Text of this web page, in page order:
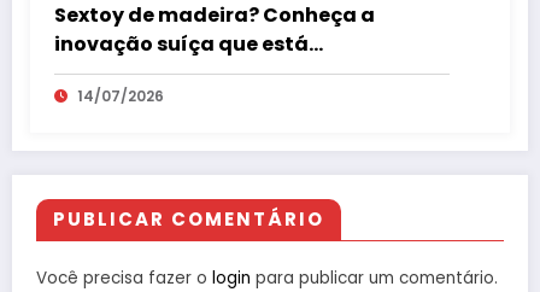
Sextoy de madeira? Conheça a
inovação suíça que está
surpreendendo o mercado erótico
14/07/2026
PUBLICAR COMENTÁRIO
Você precisa fazer o login para publicar um comentário.